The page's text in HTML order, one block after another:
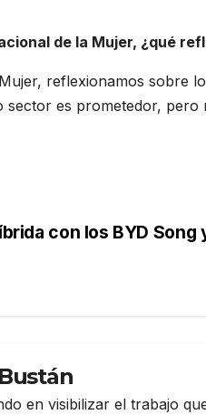
de la Mujer, ¿qué
reflexionamos sobre
es prometedor,
con los BYD Song
en visibilizar el trabajo